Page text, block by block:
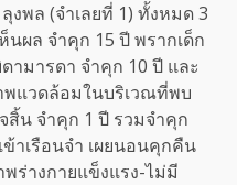
พล (จำเลยที่ 1) ทั้งหมด 3
ผล จำคุก 15 ปี พรากเด็ก
ามารดา จำคุก 10 ปี และ
แวดล้อมในบริเวณที่พบ
น จำคุก 1 ปี รวมจำคุก
าเรือนจำ เผยนอนคุกคืน
ร่างกายแข็งแรง-ไม่มี